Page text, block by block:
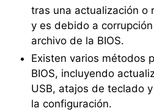
tras una actualización o
y es debido a
archivo de la BIOS.
Existen varios métodos
BIOS, incluyendo
USB, atajos de teclado
la configuración.